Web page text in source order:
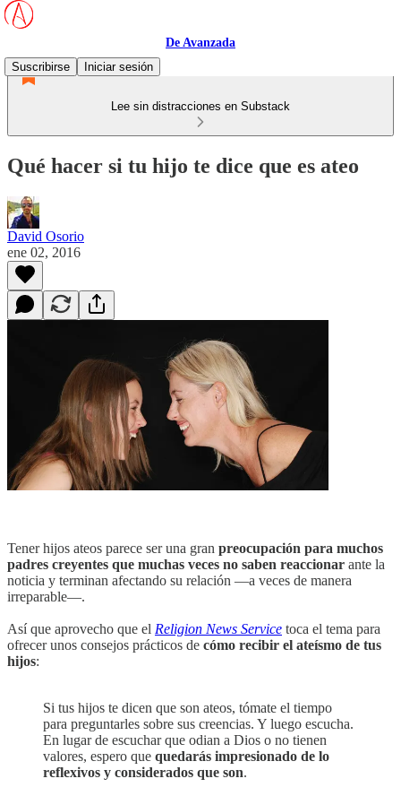
De Avanzada
Suscribirse
Iniciar sesión
Lee sin distracciones en Substack
Qué hacer si tu hijo te dice que es ateo
David Osorio
ene 02, 2016
Tener hijos ateos parece ser una gran preocupación para muchos
padres creyentes que muchas veces no saben reaccionar ante la
noticia y terminan afectando su relación —a veces de manera
irreparable—.
Así que aprovecho que el Religion News Service toca el tema para
ofrecer unos consejos prácticos de cómo recibir el ateísmo de tus
hijos:
Si tus hijos te dicen que son ateos, tómate el tiempo
para preguntarles sobre sus creencias. Y luego escucha.
En lugar de escuchar que odian a Dios o no tienen
valores, espero que quedarás impresionado de lo
reflexivos y considerados que son.